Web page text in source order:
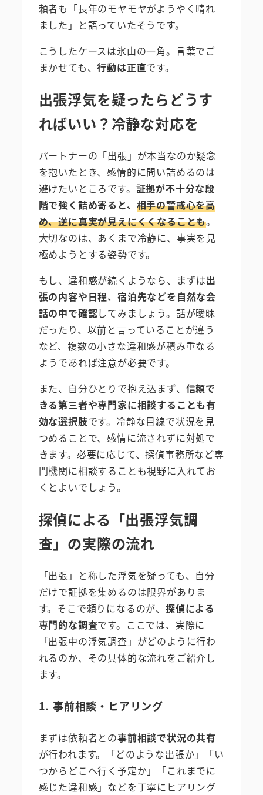
頼者も「長年のモヤモヤがようやく晴れ
ました」と語っていたそうです。
こうしたケースは氷山の一角。言葉でご
まかせても、行動は正直です。
出張浮気を疑ったらどうす
ればいい？冷静な対応を
パートナーの「出張」が本当なのか疑念
を抱いたとき、感情的に問い詰めるのは
避けたいところです。 証拠が不十分な段
階で強く詰め寄ると、 相手の警戒心を高
め、逆に真実が見えにくくなることも。
大切なのは、あくまで冷静に、事実を見
極めようとする姿勢です。
もし、違和感が続くようなら、まずは出
張の内容や日程、宿泊先などを自然な会
話の中で確認してみましょう。話が曖昧
だったり、以前と言っていることが違う
など、複数の小さな違和感が積み重なる
ようであれば注意が必要です。
また、自分ひとりで抱え込まず、 信頼で
きる第三者や専門家に相談することも有
効な選択肢です。冷静な目線で状況を見
つめることで、感情に流されずに対処で
きます。必要に応じて、探偵事務所など専
門機関に相談することも視野に入れてお
くとよいでしょう。
探偵による「出張浮気調
査」の実際の流れ
「出張」と称した浮気を疑っても、自分
だけで証拠を集めるのは限界がありま
す。そこで頼りになるのが、 探偵による
専門的な調査です。ここでは、実際に
「出張中の浮気調査」がどのように行わ
れるのか、その具体的な流れをご紹介し
ます。
1. 事前相談・ヒアリング
まずは依頼者との事前相談で状況の共有
が行われます。「どのような出張か」「い
つからどこへ行く予定か」「これまでに
感じた違和感」などを丁寧にヒアリング